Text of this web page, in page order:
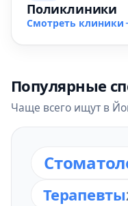
Поликлиники
Смотреть клиники
Популярные
Чаще всего ищут в
Терапевты